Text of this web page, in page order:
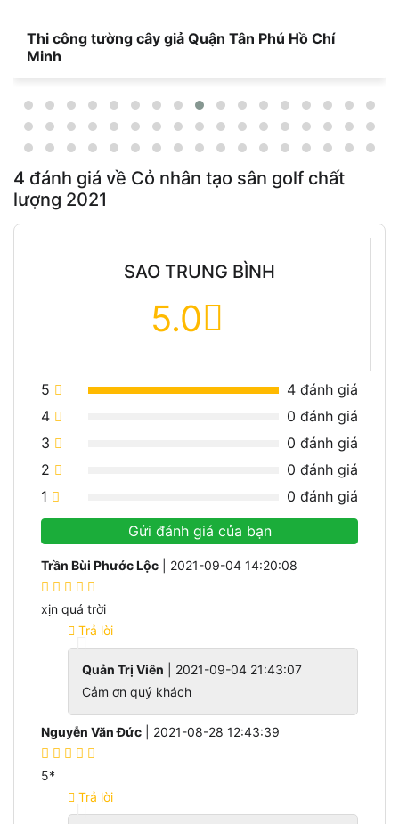
Thi công tường cây giả Quận Phú Nhuận Hồ Chí
Minh
4 đánh giá về Cỏ nhân tạo sân golf chất
lượng 2021
SAO TRUNG BÌNH
5.0
5 4 đánh giá
4
0 đánh giá
3
0 đánh giá
2
0 đánh giá
1
0 đánh giá
Gửi đánh giá của bạn
Trần Bùi Phước Lộc | 2021-09-04 14:20:08
xịn quá trời
Trả lời
Quản Trị Viên | 2021-09-04 21:43:07
Cảm ơn quý khách
Nguyễn Văn Đức | 2021-08-28 12:43:39
5*
Trả lời